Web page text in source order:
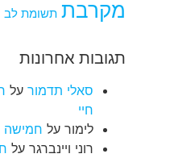
מקרבת תשומת לב
תגובות אחרונות
סאלי תדמור על
חיי
לימור על חמישה
רוני ויינברגר על